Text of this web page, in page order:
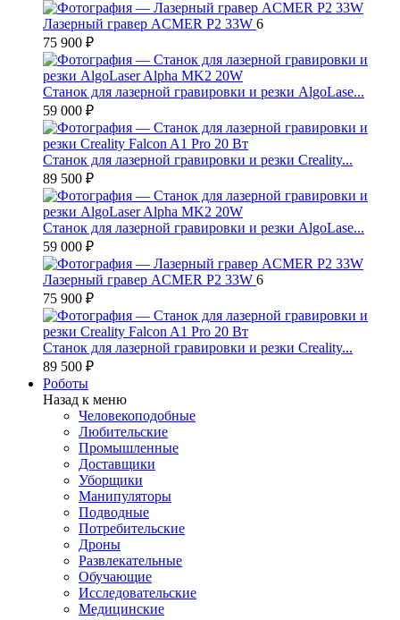
Лазерный гравер ACMER P2 33W 6
75 900 ₽
Станок для лазерной гравировки и резки AlgoLase...
59 000 ₽
Станок для лазерной гравировки и резки Creality...
89 500 ₽
Станок для лазерной гравировки и резки AlgoLase...
59 000 ₽
Лазерный гравер ACMER P2 33W 6
75 900 ₽
Станок для лазерной гравировки и резки Creality...
89 500 ₽
Роботы
Назад к меню
Человекоподобные
Любительские
Промышленные
Доставщики
Уборщики
Манипуляторы
Подводные
Потребительские
Дроны
Развлекательные
Обучающие
Исследовательские
Медицинские